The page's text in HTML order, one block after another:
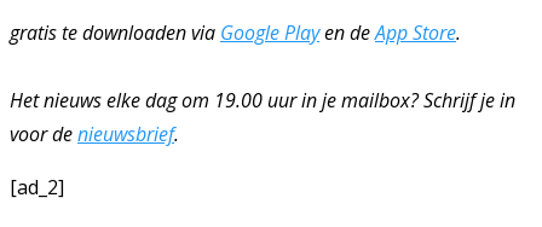
gratis te downloaden via Google Playen deApp Store.
Het nieuws elke dag om 19.00 uur in je mailbox? Schrijf je in
voor denieuwsbrief.
[ad_2]